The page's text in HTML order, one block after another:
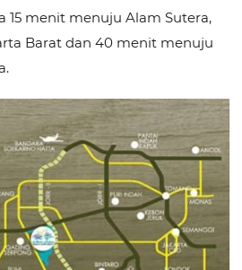
15 menit menuju Alam Sutera,
Barat dan 40 menit menuju